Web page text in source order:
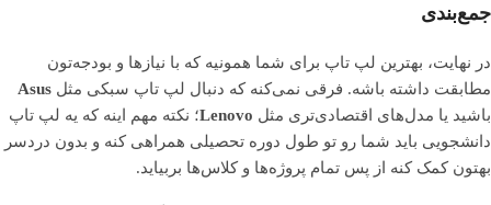
جمع‌بندی
در نهایت، بهترین لپ تاپ برای شما همونیه که با نیازها و بودجه‌تون
مطابقت داشته باشه. فرقی نمی‌کنه که دنبال لپ تاپ سبکی مثل Asus
باشید یا مدل‌های اقتصادی‌تری مثل Lenovo؛ نکته مهم اینه که یه لپ تاپ
دانشجویی باید شما رو تو طول دوره تحصیلی همراهی کنه و بدون دردسر
بهتون کمک کنه از پس تمام پروژه‌ها و کلاس‌ها بربیاید.